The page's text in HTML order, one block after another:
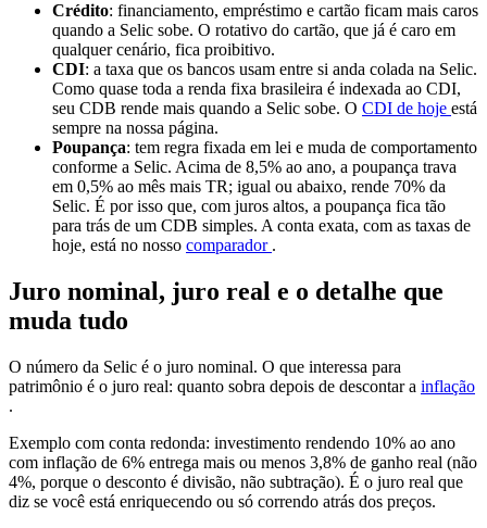
Crédito: financiamento, empréstimo e cartão ficam mais caros
quando a Selic sobe. O rotativo do cartão, que já é caro em
qualquer cenário, fica proibitivo.
CDI: a taxa que os bancos usam entre si anda colada na Selic.
Como quase toda a renda fixa brasileira é indexada ao CDI,
seu CDB rende mais quando a Selic sobe. O CDI de hoje está
sempre na nossa página.
Poupança: tem regra fixada em lei e muda de comportamento
conforme a Selic. Acima de 8,5% ao ano, a poupança trava
em 0,5% ao mês mais TR; igual ou abaixo, rende 70% da
Selic. É por isso que, com juros altos, a poupança fica tão
para trás de um CDB simples. A conta exata, com as taxas de
hoje, está no nosso comparador .
Juro nominal, juro real e o detalhe que
muda tudo
O número da Selic é o juro nominal. O que interessa para
patrimônio é o juro real: quanto sobra depois de descontar a inflação
.
Exemplo com conta redonda: investimento rendendo 10% ao ano
com inflação de 6% entrega mais ou menos 3,8% de ganho real (não
4%, porque o desconto é divisão, não subtração). É o juro real que
diz se você está enriquecendo ou só correndo atrás dos preços.